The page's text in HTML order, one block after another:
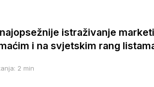
istraživanje
i na svjetskim rang
2 min